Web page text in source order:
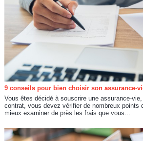
9 conseils pour bien choisir son assurance-
Vous êtes décidé à souscrire une assurance-
contrat, vous devez vérifier de nombreux points
mieux examiner de près les frais que vous...